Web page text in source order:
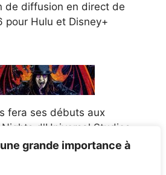
grande importance à
de diffusion en direct de
pour Hulu et Disney+
fera ses débuts aux
d'Universal Studios